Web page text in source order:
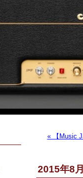
« 【Music
2015年8